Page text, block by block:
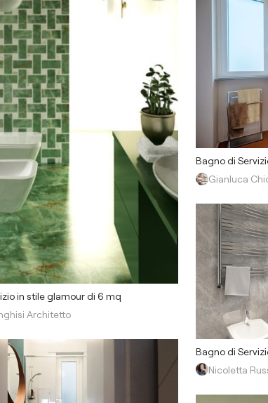
in stile glamour di 6 mq
Architetto
Bagno di
Gianluca
Bagno di
Nicoletta